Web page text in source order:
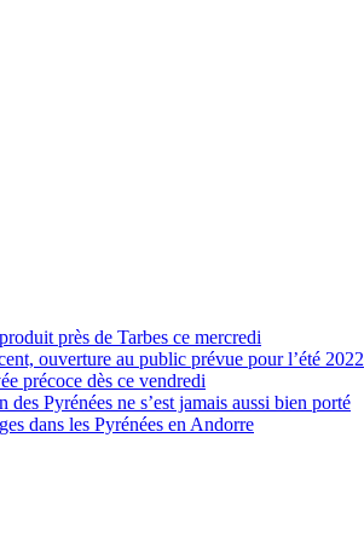
près de Tarbes ce mercredi
ouverture au public prévue pour l’été 2022
précoce dès ce vendredi
Pyrénées ne s’est jamais aussi bien porté
dans les Pyrénées en Andorre